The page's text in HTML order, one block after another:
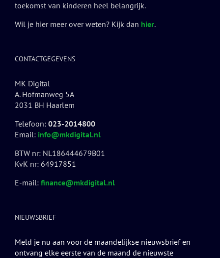
toekomst van kinderen heel belangrijk.
Wil je hier meer over weten? Kijk dan hier.
CONTACTGEGEVENS
MK Digital
A. Hofmanweg 5A
2031 BH Haarlem
Telefoon: 023-2014800
Email: info@mkdigital.nl
BTW nr: NL186444679B01
KvK nr: 64917851
E-mail: finance@mkdigital.nl
NIEUWSBRIEF
Meld je nu aan voor de maandelijkse nieuwsbrief en
ontvang elke eerste van de maand de nieuwste